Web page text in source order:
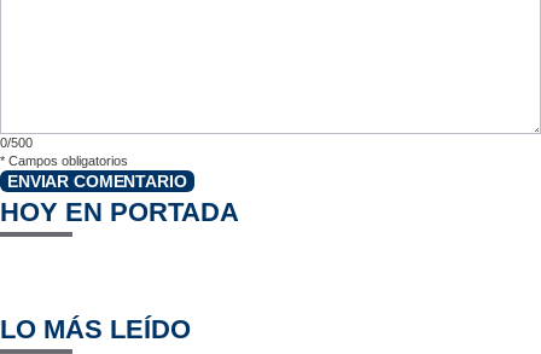
0/500
* Campos obligatorios
ENVIAR COMENTARIO
HOY EN PORTADA
LO MÁS LEÍDO